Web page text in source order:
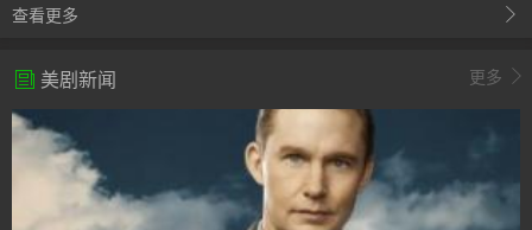
查看更多
美剧新闻 更多